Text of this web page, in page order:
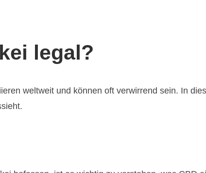
legal?
weltweit und können oft verwirrend sein. In